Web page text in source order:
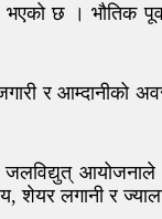
छ । भौतिक
र
शेयर लगानी र